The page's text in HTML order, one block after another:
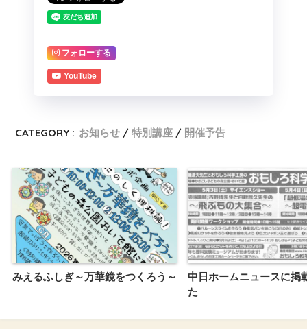
フォローする
YouTube
CATEGORY : お知らせ 特別講座 開催予告
みえるふしぎ～万華鏡をつくろう～
中日ホームニュースに掲
た